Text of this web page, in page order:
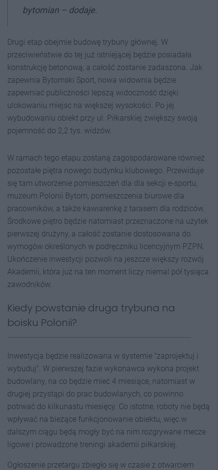
bytomian – dodaje.
Drugi etap obejmie budowę trybuny głównej. W
przeciwieństwie do tej już istniejącej będzie posiadała
konstrukcję betonową, a całość zostanie zadaszona. Jak
zapewnia Bytomski Sport, nowa widownia będzie
zapewniać publiczności lepszą widoczność dzięki
ulokowaniu miejsc na większej wysokości. Po jej
wybudowaniu obiekt przy ul. Piłkarskiej zwiększy swoją
pojemność do 2,2 tys. widzów.
W ramach tego etapu zostaną zagospodarowane również
pozostałe piętra nowego budynku klubowego. Przewiduje
się tam utworzenie pomieszczeń dla dla sekcji e-sportu,
muzeum Polonii Bytom, pomieszczenia biurowe dla
pracowników, a także kawiarenkę z tarasem dla rodziców.
Środkowe piętro będzie natomiast przeznaczone na użytek
pierwszej drużyny, a całość zostanie dostosowana do
wymogów określonych w podręczniku licencyjnym PZPN.
Ukończenie inwestycji pozwoli na jeszcze większy rozwój
Akademii, która już na ten moment liczy niemal pół tysiąca
zawodników.
Kiedy powstanie druga trybuna na
boisku Polonii?
Inwestycja będzie realizowana w systemie "zaprojektuj i
wybuduj". W pierwszej fazie wykonawca wykona projekt
budowlany, na co będzie mieć 4 miesiące, natomiast w
drugiej przystąpi do prac budowlanych, co powinno
potrwać do kilkunastu miesięcy. Co istotne, roboty nie będą
wpływać na bieżące funkcjonowanie obiektu, więc w
dalszym ciągu będą mogły być na nim rozgrywane mecze
ligowe i prowadzone treningi akademii piłkarskiej.
Ogłoszenie przetargu zbiegło się w czasie z otwarciem